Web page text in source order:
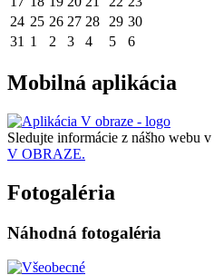
24 25 26 27 28 29 30
31 1 2 3 4 5 6
Mobilná aplikácia
Sledujte informácie z nášho webu v
V OBRAZE.
Fotogaléria
Náhodná fotogaléria